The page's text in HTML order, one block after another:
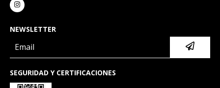
NEWSLETTER
SEGURIDAD Y CERTIFICACIONES